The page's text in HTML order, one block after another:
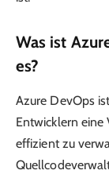
Was ist
es?
Azure DevOps
Entwicklern
effizient zu